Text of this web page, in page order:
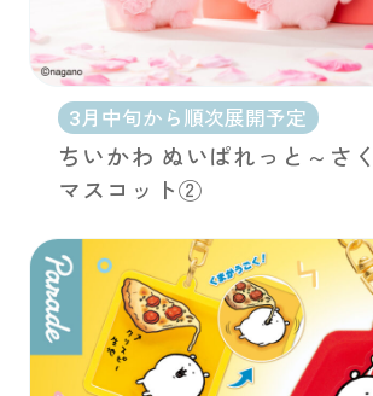
3月中旬から順次展開予定
ちいかわ ぬいぱれっと～さ
マスコット②